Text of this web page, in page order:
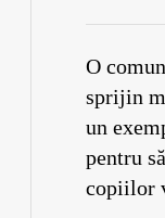
O
sprijin
un
pentru
copiilor